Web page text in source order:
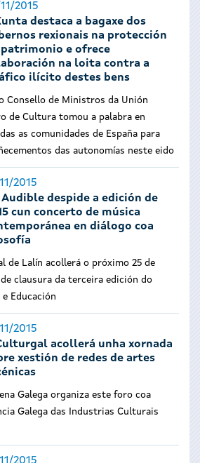
2015
destaca a bagaxe dos
rexionais na protección
e ofrece
na loita contra a
ilícito destes bens
Consello de Ministros da Unión
de Cultura tomou a palabra en
as comunidades de España para
das autonomías neste eido
2015
Audible despide a edición de
cun concerto de música
en diálogo coa
de Lalín acollerá o próximo 25 de
clausura da terceira edición do
Educación
2015
acollerá unha xornada
xestión de redes de artes
Galega organiza este foro coa
Galega das Industrias Culturais